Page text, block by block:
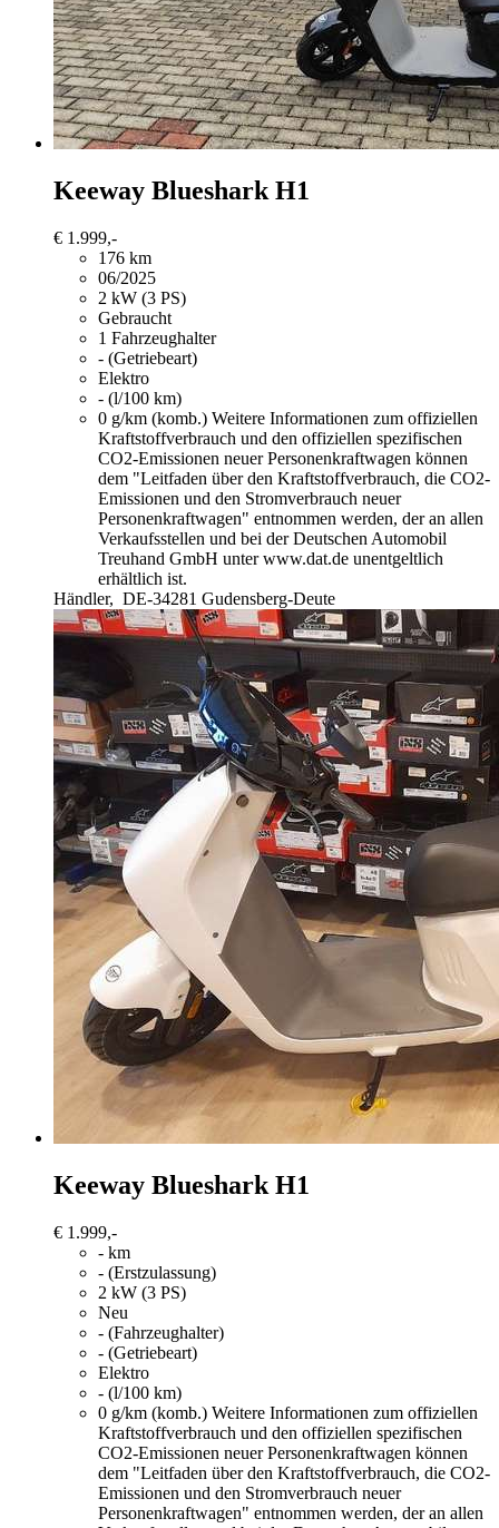
Keeway Blueshark H1
€ 1.999,-
176 km
06/2025
2 kW (3 PS)
Gebraucht
1 Fahrzeughalter
- (Getriebeart)
Elektro
- (l/100 km)
0 g/km (komb.) Weitere Informationen zum offiziellen
Kraftstoffverbrauch und den offiziellen spezifischen
CO2-Emissionen neuer Personenkraftwagen können
dem "Leitfaden über den Kraftstoffverbrauch, die CO2-
Emissionen und den Stromverbrauch neuer
Personenkraftwagen" entnommen werden, der an allen
Verkaufsstellen und bei der Deutschen Automobil
Treuhand GmbH unter www.dat.de unentgeltlich
erhältlich ist.
Händler, DE-34281 Gudensberg-Deute
Keeway Blueshark H1
€ 1.999,-
- km
- (Erstzulassung)
2 kW (3 PS)
Neu
- (Fahrzeughalter)
- (Getriebeart)
Elektro
- (l/100 km)
0 g/km (komb.) Weitere Informationen zum offiziellen
Kraftstoffverbrauch und den offiziellen spezifischen
CO2-Emissionen neuer Personenkraftwagen können
dem "Leitfaden über den Kraftstoffverbrauch, die CO2-
Emissionen und den Stromverbrauch neuer
Personenkraftwagen" entnommen werden, der an allen